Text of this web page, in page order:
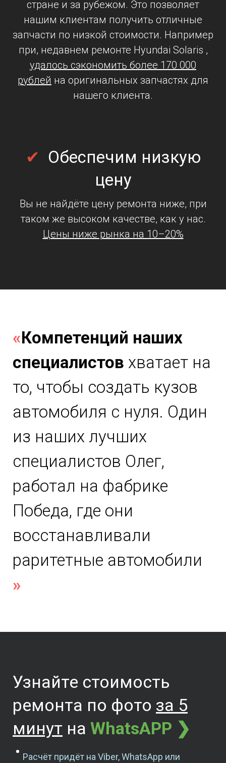
стране и за рубежом. Это позволяет
нашим клиентам получить отличные
запчасти по низкой стоимости. Например
при, недавнем ремонте Hyundai Solaris ,
удалось сэкономить более 170 000
рублей на оригинальных запчастях для
нашего клиента.
✔ Обеспечим низкую
цену
Вы не найдёте цену ремонта ниже, при
таком же высоком качестве, как у нас.
Цены ниже рынка на 10–20%
«Компетенций наших
специалистов хватает на
то, чтобы создать кузов
автомобиля с нуля. Один
из наших лучших
специалистов Олег,
работал на фабрике
Победа, где они
восстанавливали
раритетные автомобили
»
Узнайте стоимость
ремонта по фото за 5
минут на WhatsAPP ❯
Расчёт придёт на Viber, WhatsApp или